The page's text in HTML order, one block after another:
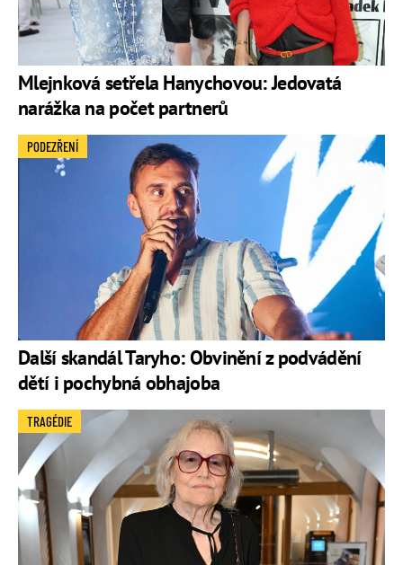
Mlejnková setřela Hanychovou: Jedovatá
narážka na počet partnerů
Další skandál Taryho: Obvinění z podvádění
dětí i pochybná obhajoba
PODEZŘENÍ
TRAGÉDIE